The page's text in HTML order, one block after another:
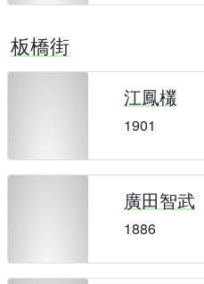
板橋街
江鳳欉
1901
廣田智武
1886